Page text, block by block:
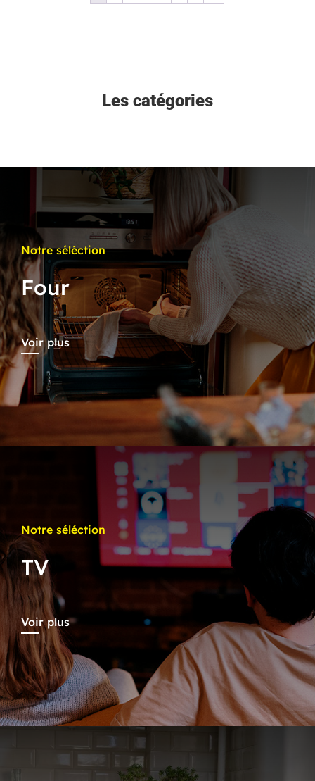
Les catégories
Notre séléction
Four
Voir plus
Notre séléction
TV
Voir plus